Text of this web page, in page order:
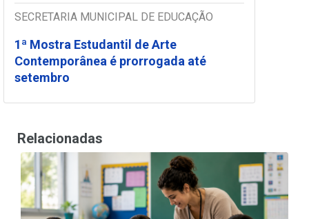
SECRETARIA MUNICIPAL DE EDUCAÇÃO
1ª Mostra Estudantil de Arte
Contemporânea é prorrogada até
setembro
Relacionadas